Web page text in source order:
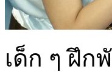
เด็ก ๆ ฝึก